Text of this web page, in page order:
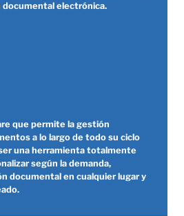
documental electrónica.
que permite la gestión
a lo largo de todo su ciclo
una herramienta totalmente
según la demanda,
documental en cualquier lugar y